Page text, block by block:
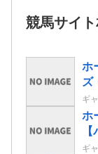
競馬サイ
ホ
ズ
ギ
ホ
ギ